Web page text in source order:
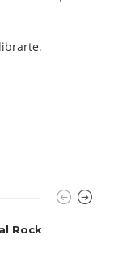
.
Rock